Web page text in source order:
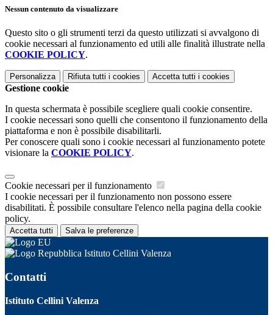
Nessun contenuto da visualizzare
Questo sito o gli strumenti terzi da questo utilizzati si avvalgono di
cookie necessari al funzionamento ed utili alle finalità illustrate nella
COOKIE POLICY.
Personalizza Rifiuta tutti i cookies Accetta tutti i cookies
Gestione cookie
In questa schermata è possibile scegliere quali cookie consentire.
I cookie necessari sono quelli che consentono il funzionamento della
piattaforma e non è possibile disabilitarli.
Per conoscere quali sono i cookie necessari al funzionamento potete
visionare la COOKIE POLICY.
Cookie necessari per il funzionamento
I cookie necessari per il funzionamento non possono essere
disabilitati. È possibile consultare l'elenco nella pagina della cookie
policy.
Accetta tutti Salva le preferenze
Istituto Cellini Valenza
Contatti
Istituto Cellini Valenza